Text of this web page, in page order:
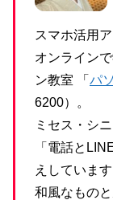
スマホ活用
オンライン
ン教室 「 パ
6200）。
ミセス・シ
「電話と
えしています
和風なもの